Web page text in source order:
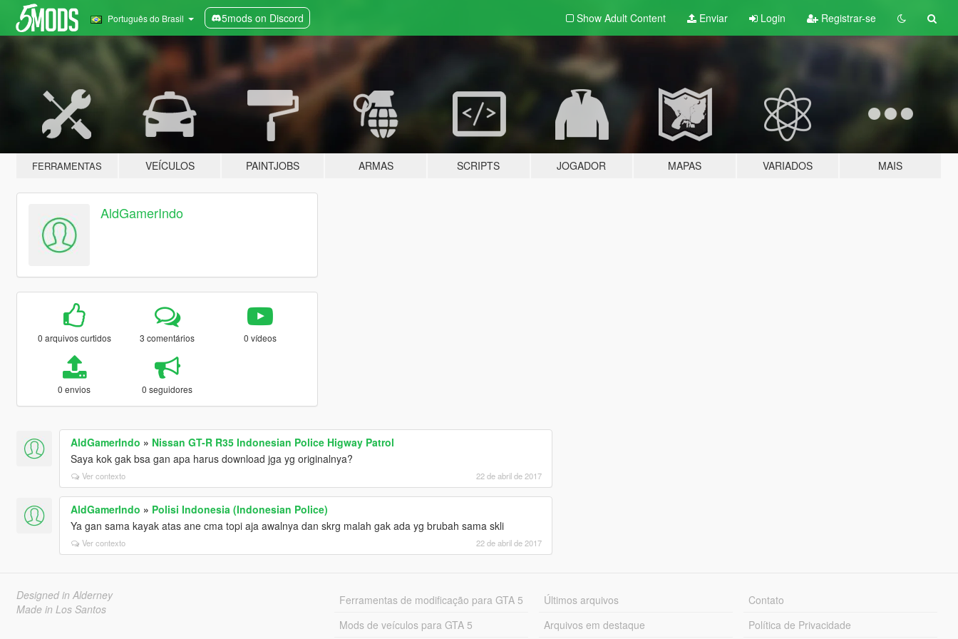
Português do Brasil 5mods on Discord Show Adult Content Enviar Login Registrar-se
FERRAMENTAS VEÍCULOS PAINTJOBS ARMAS SCRIPTS JOGADOR MAPAS VARIADOS MAIS
AldGamerIndo
0 arquivos curtidos 3 comentários 0 vídeos
0 envios 0 seguidores
AldGamerIndo » Nissan GT-R R35 Indonesian Police Higway Patrol
Saya kok gak bsa gan apa harus download jga yg originalnya?
Ver contexto 22 de abril de 2017
AldGamerIndo » Polisi Indonesia (Indonesian Police)
Ya gan sama kayak atas ane cma topi aja awalnya dan skrg malah gak ada yg brubah sama skli
Ver contexto 22 de abril de 2017
Designed in Alderney
Made in Los Santos
Ferramentas de modificação para GTA 5
Mods de veículos para GTA 5
Últimos arquivos
Arquivos em destaque
Contato
Política de Privacidade